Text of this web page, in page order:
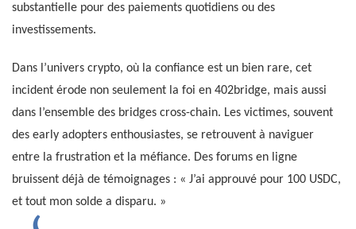
substantielle pour des paiements quotidiens ou des
investissements.
Dans l’univers crypto, où la confiance est un bien rare, cet
incident érode non seulement la foi en 402bridge, mais aussi
dans l’ensemble des bridges cross-chain. Les victimes, souvent
des early adopters enthousiastes, se retrouvent à naviguer
entre la frustration et la méfiance. Des forums en ligne
bruissent déjà de témoignages : « J’ai approuvé pour 100 USDC,
et tout mon solde a disparu. »